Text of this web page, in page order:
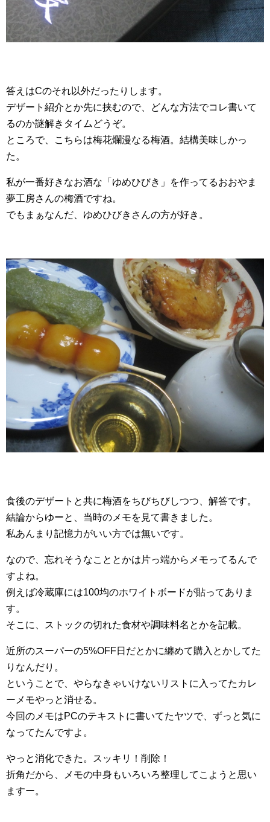
答えはCのそれ以外だったりします。
デザート紹介とか先に挟むので、どんな方法でコレ書いて
るのか謎解きタイムどうぞ。
ところで、こちらは梅花爛漫なる梅酒。結構美味しかっ
た。
私が一番好きなお酒な「ゆめひびき」を作ってるおおやま
夢工房さんの梅酒ですね。
でもまぁなんだ、ゆめひびきさんの方が好き。
食後のデザートと共に梅酒をちびちびしつつ、解答です。
結論からゆーと、当時のメモを見て書きました。
私あんまり記憶力がいい方では無いです。
なので、忘れそうなこととかは片っ端からメモってるんで
すよね。
例えば冷蔵庫には100均のホワイトボードが貼ってありま
す。
そこに、ストックの切れた食材や調味料名とかを記載。
近所のスーパーの5%OFF日だとかに纏めて購入とかしてた
りなんだり。
ということで、やらなきゃいけないリストに入ってたカレ
ーメモやっと消せる。
今回のメモはPCのテキストに書いてたヤツで、ずっと気に
なってたんですよ。
やっと消化できた。スッキリ！削除！
折角だから、メモの中身もいろいろ整理してこようと思い
ますー。